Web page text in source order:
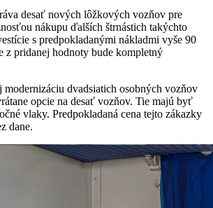
desať nových lôžkových vozňov pre
nákupu ďalších štrnástich takýchto
s predpokladanými nákladmi vyše 90
z pridanej hodnoty bude kompletný
modernizáciu dvadsiatich osobných vozňov
opcie na desať vozňov. Tie majú byť
vlaky. Predpokladaná cena tejto zákazky
dane.